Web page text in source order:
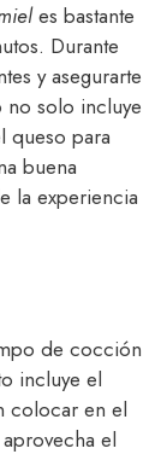
es bastante
Durante
y asegurarte
no solo incluye
queso para
buena
la experiencia
de cocción
incluye el
colocar en el
el